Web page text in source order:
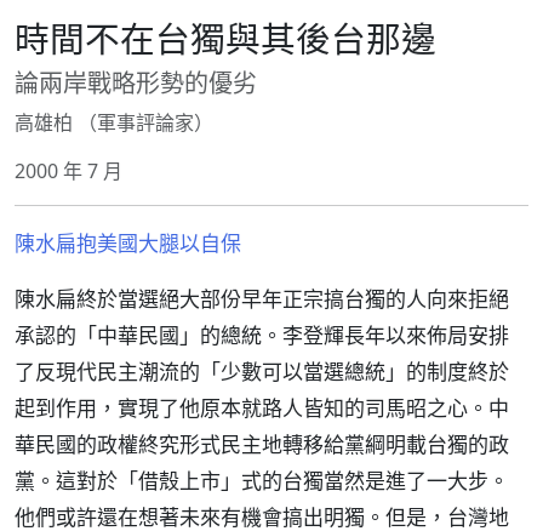
時間不在台獨與其後台那邊
論兩岸戰略形勢的優劣
高雄柏 （軍事評論家）
2000 年 7 月
陳水扁抱美國大腿以自保
陳水扁終於當選絕大部份早年正宗搞台獨的人向來拒絕
承認的「中華民國」的總統。李登輝長年以來佈局安排
了反現代民主潮流的「少數可以當選總統」的制度終於
起到作用，實現了他原本就路人皆知的司馬昭之心。中
華民國的政權終究形式民主地轉移給黨綱明載台獨的政
黨。這對於「借殼上市」式的台獨當然是進了一大步。
他們或許還在想著未來有機會搞出明獨。但是，台灣地